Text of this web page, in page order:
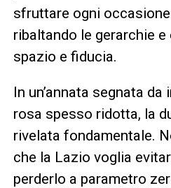
sfruttare ogni
ribaltando le gerarchie
spazio e fiducia.
In un’annata segnata
rosa spesso ridotta, la
rivelata fondamentale.
che la Lazio voglia
perderlo a parametro